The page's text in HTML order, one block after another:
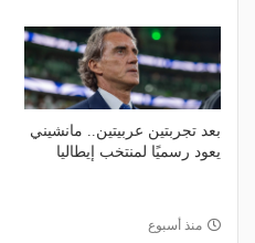
بعد تجربتين عربيتين.. مانشيني
يعود رسميًا لمنتخب إيطاليا
منذ أسبوع